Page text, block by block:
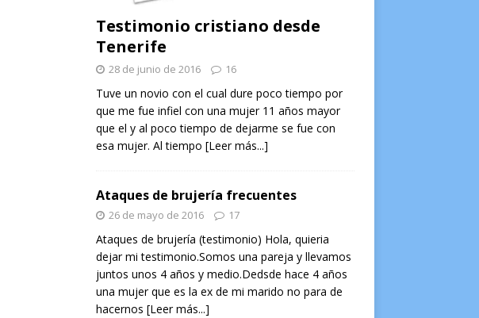
Testimonio cristiano desde
Tenerife
28 de junio de 2016 16
Tuve un novio con el cual dure poco tiempo por
que me fue infiel con una mujer 11 años mayor
que el y al poco tiempo de dejarme se fue con
esa mujer. Al tiempo [Leer más...]
Ataques de brujería frecuentes
26 de mayo de 2016 17
Ataques de brujería (testimonio) Hola, quieria
dejar mi testimonio.Somos una pareja y llevamos
juntos unos 4 años y medio.Dedsde hace 4 años
una mujer que es la ex de mi marido no para de
hacernos [Leer más...]